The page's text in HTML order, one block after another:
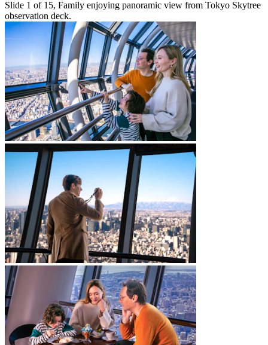
Slide 1 of 15, Family enjoying panoramic view from Tokyo Skytree
observation deck.